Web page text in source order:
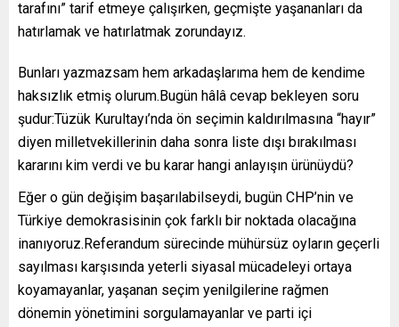
tarafını” tarif etmeye çalışırken, geçmişte yaşananları da
hatırlamak ve hatırlatmak zorundayız.
Bunları yazmazsam hem arkadaşlarıma hem de kendime
haksızlık etmiş olurum.Bugün hâlâ cevap bekleyen soru
şudur:Tüzük Kurultayı’nda ön seçimin kaldırılmasına “hayır”
diyen milletvekillerinin daha sonra liste dışı bırakılması
kararını kim verdi ve bu karar hangi anlayışın ürünüydü?
Eğer o gün değişim başarılabilseydi, bugün CHP’nin ve
Türkiye demokrasisinin çok farklı bir noktada olacağına
inanıyoruz.Referandum sürecinde mühürsüz oyların geçerli
sayılması karşısında yeterli siyasal mücadeleyi ortaya
koyamayanlar, yaşanan seçim yenilgilerine rağmen
dönemin yönetimini sorgulamayanlar ve parti içi